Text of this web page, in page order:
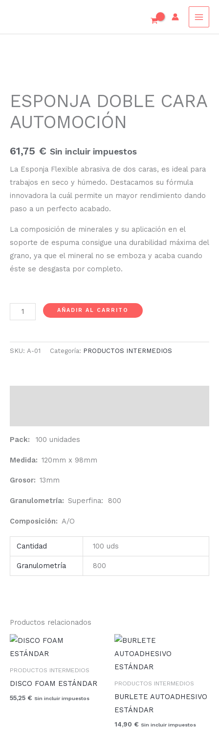
contenido
ESPONJA DOBLE CARA
AUTOMOCIÓN
61,75 € Sin incluir impuestos
La Esponja Flexible abrasiva de dos caras, es ideal para
trabajos en seco y húmedo. Destacamos su fórmula
innovadora la cuál permite un mayor rendimiento dando
paso a un perfecto acabado.
La composición de minerales y su aplicación en el
soporte de espuma consigue una durabilidad máxima del
grano, ya que el mineral no se emboza y acaba cuando
éste se desgasta por completo.
CARA
AUTOMOCIÓN
cantidad
AÑADIR AL CARRITO
SKU: A-01 Categoría: PRODUCTOS INTERMEDIOS
Pack: 100 unidades
Medida: 120mm x 98mm
Grosor: 13mm
Granulometría: Superfina: 800
Composición: A/O
Cantidad 100 uds
Granulometría 800
Productos relacionados
PRODUCTOS INTERMEDIOS
DISCO FOAM ESTÁNDAR
55,25 € Sin incluir impuestos
PRODUCTOS INTERMEDIOS
BURLETE AUTOADHESIVO
ESTÁNDAR
14,90 € Sin incluir impuestos